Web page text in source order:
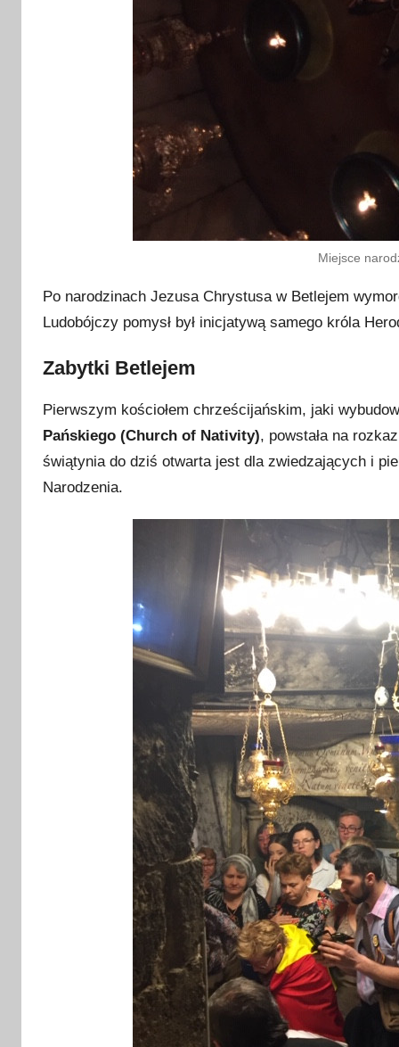
Miejsce
Po narodzinach Jezusa Chrystusa w Betlejem
Ludobójczy pomysł był inicjatywą samego króla
Zabytki Betlejem
Pierwszym kościołem chrześcijańskim, jaki
Pańskiego (Church of Nativity), powstała na
świątynia do dziś otwarta jest dla zwiedzających i
Narodzenia.